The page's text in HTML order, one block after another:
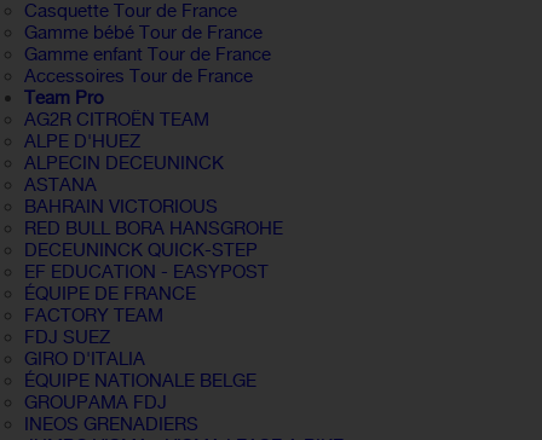
Casquette Tour de France
Gamme bébé Tour de France
Gamme enfant Tour de France
Accessoires Tour de France
Team Pro
AG2R CITROËN TEAM
ALPE D'HUEZ
ALPECIN DECEUNINCK
ASTANA
BAHRAIN VICTORIOUS
RED BULL BORA HANSGROHE
DECEUNINCK QUICK-STEP
EF EDUCATION - EASYPOST
ÉQUIPE DE FRANCE
FACTORY TEAM
FDJ SUEZ
GIRO D'ITALIA
ÉQUIPE NATIONALE BELGE
GROUPAMA FDJ
INEOS GRENADIERS